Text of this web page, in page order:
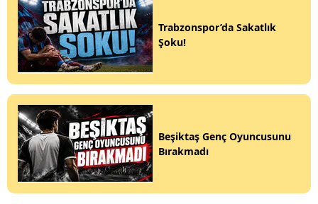
Trabzonspor’da Sakatlık
Şoku!
Beşiktaş Genç Oyuncusunu
Bırakmadı